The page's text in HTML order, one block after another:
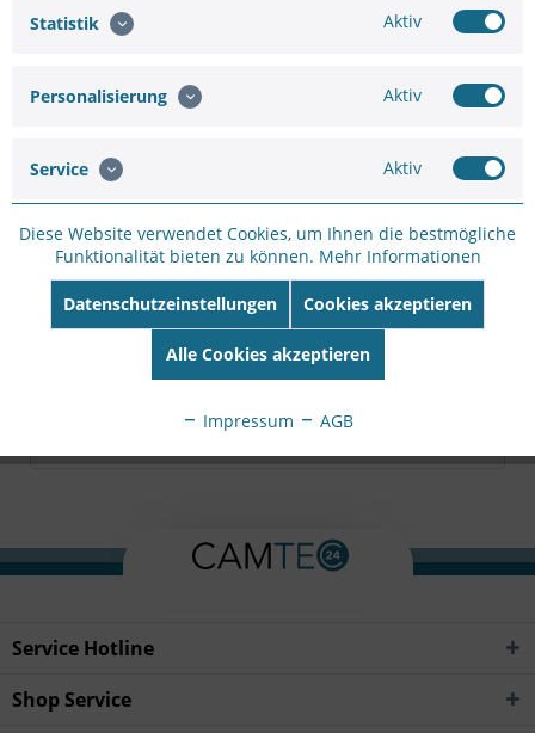
Hersteller:
Hersteller Artikel-
Nr:
Adapter,KPL-040F-
VI,12V3.33A,40W,green
EAN:
Null
Beschreibung
Netzteil 12V, 40W Zwei-Drahtmehr
Service Hotline
Shop Service
Statistik Aktiv
Personalisierung Aktiv
Service Aktiv
Diese Website verwendet Cookies, um Ihnen die bestmögliche
Funktionalität bieten zu können. Mehr Informationen
Datenschutzeinstellungen Cookies akzeptieren
Alle Cookies akzeptieren
Impressum AGB